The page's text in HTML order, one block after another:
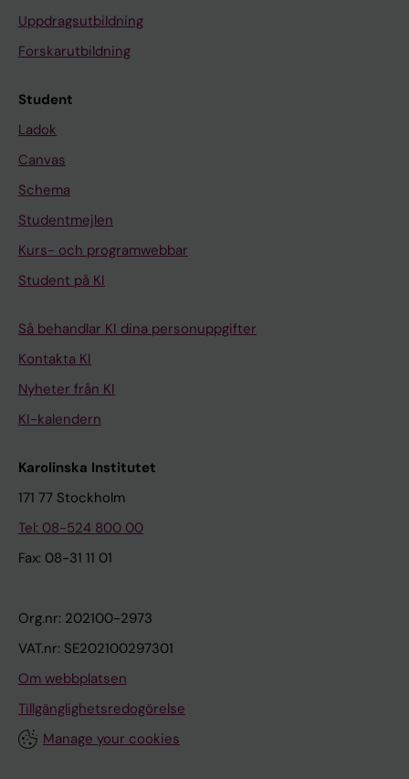
Uppdragsutbildning
Forskarutbildning
Student
Ladok
Canvas
Schema
Studentmejlen
Kurs- och programwebbar
Student på KI
Så behandlar KI dina personuppgifter
Kontakta KI
Nyheter från KI
KI-kalendern
Karolinska Institutet
171 77 Stockholm
Tel: 08-524 800 00
Fax: 08-31 11 01
Org.nr: 202100-2973
VAT.nr: SE202100297301
Om webbplatsen
Tillgänglighetsredogörelse
Manage your cookies